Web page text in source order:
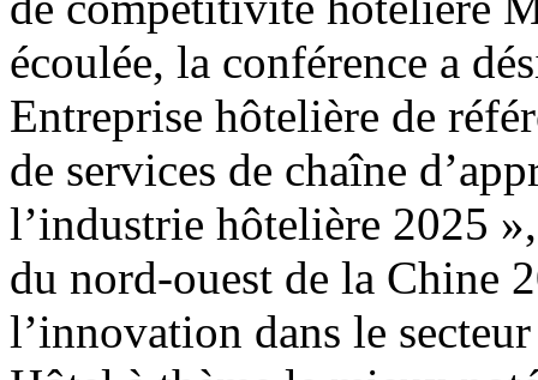
écoulée, la conférence a
Entreprise hôtelière de
de services de chaîne
l’industrie hôtelière 2025
du nord-ouest de la Chine
l’innovation dans le